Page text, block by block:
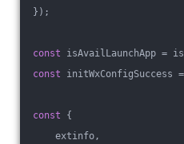
});
const isAvailLaunchApp =
const initWxConfigSuccess
const {
extinfo,